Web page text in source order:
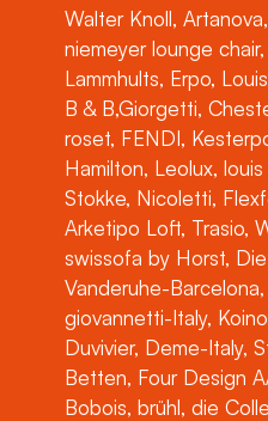
Walter Knoll,
niemeyer lounge
Lammhults, Erpo,
B & B,Giorgetti,
roset, FENDI,
Hamilton, Leolux,
Stokke, Nicoletti,
Arketipo Loft, Trasio,
swissofa by Horst,
Vanderuhe-
giovannetti-Italy,
Duvivier, Deme-Italy,
Betten, Four Design
Bobois, brühl, die